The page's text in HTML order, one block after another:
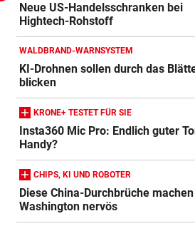
INFERNO IM HOCHTAL vor 2
Lenker sah Rauch, dann ging
Traktor in Flammen auf
Neue US-Handelsschranken bei
Hightech-Rohstoff
WALDBRAND-WARNSYSTEM
KI-Drohnen sollen durch das
blicken
KRONE+ TESTET FÜR SIE
Insta360 Mic Pro: Endlich guter
Handy?
CHIPS, KI UND ROBOTER
Diese China-Durchbrüche machen
Washington nervös
Amazon-Kindle Vergleich
Apple-iPad Vergleich
Apple-iPhone Vergleich
ZUM VERGLEICH
Apple Macbook Vergleich
ZUM VERGLEICH
Bluetooth Lautsprecher Vergleich